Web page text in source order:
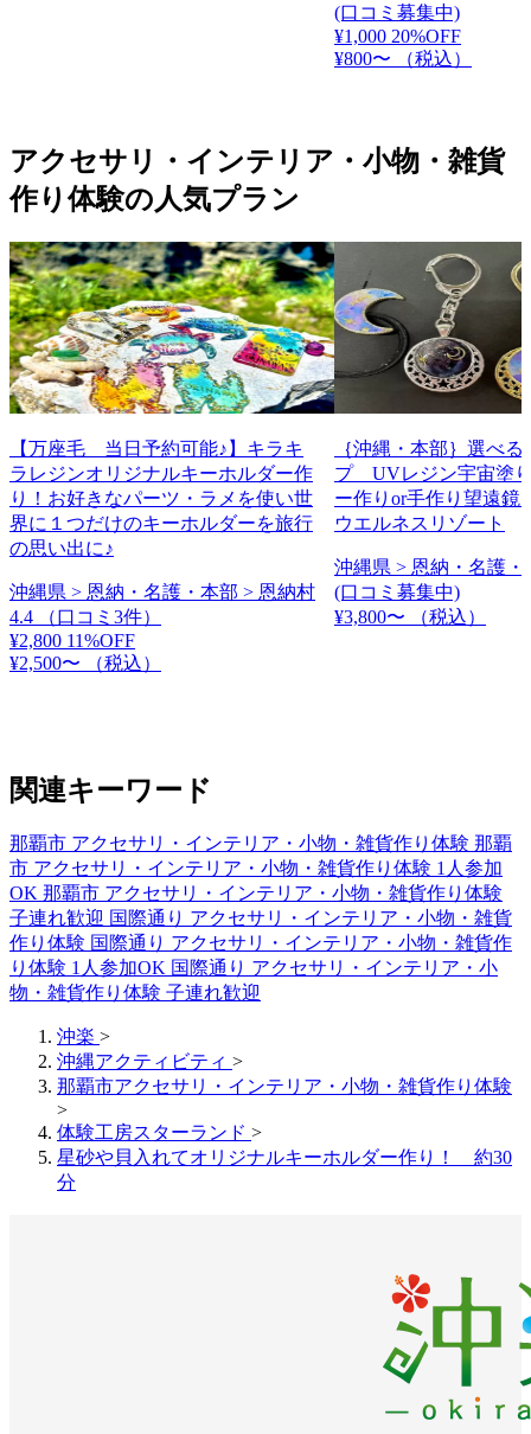
(口コミ募集中)
¥1,000 20%OFF
¥800〜
（税込）
アクセサリ・インテリア・小物・雑貨
作り体験の人気プラン
【万座毛 当日予約可能♪】キラキ
ラレジンオリジナルキーホルダー作
り！お好きなパーツ・ラメを使い世
界に１つだけのキーホルダーを旅行
の思い出に♪
沖縄県 > 恩納・名護・本部 > 恩納村
4.4
（口コミ3件）
¥2,800 11%OFF
¥2,500〜
（税込）
｛沖縄・本部｝選べ
プ UVレジン宇宙塗
ー作りor手作り望遠
ウエルネスリゾート
沖縄県 > 恩納・名護・
(口コミ募集中)
¥3,800〜
（税込）
関連キーワード
那覇市 アクセサリ・インテリア・小物・雑貨作り体験 那覇
市 アクセサリ・インテリア・小物・雑貨作り体験 1人参加
OK 那覇市 アクセサリ・インテリア・小物・雑貨作り体験
子連れ歓迎 国際通り アクセサリ・インテリア・小物・雑貨
作り体験 国際通り アクセサリ・インテリア・小物・雑貨作
り体験 1人参加OK 国際通り アクセサリ・インテリア・小
物・雑貨作り体験 子連れ歓迎
沖楽 >
沖縄アクティビティ >
那覇市アクセサリ・インテリア・小物・雑貨作り体験
>
体験工房スターランド >
星砂や貝入れてオリジナルキーホルダー作り！ 約30
分